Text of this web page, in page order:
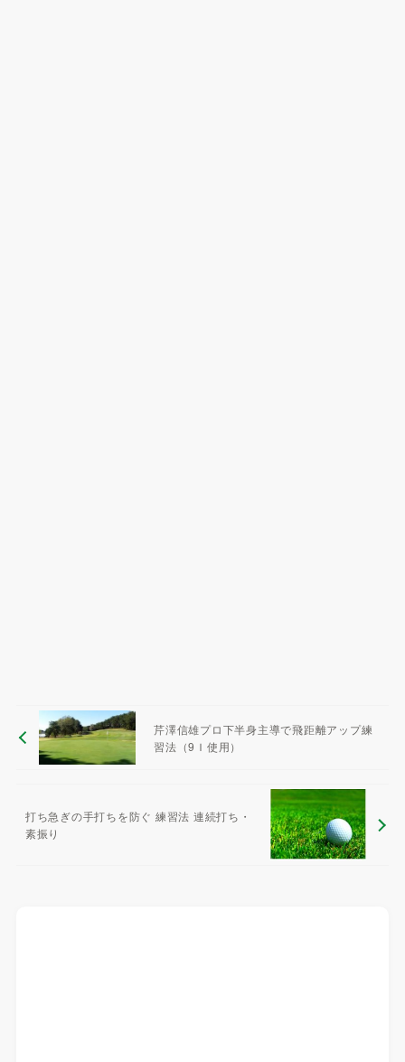
芹澤信雄プロ下半身主導で飛距離アップ練
習法（9Ｉ使用）
打ち急ぎの手打ちを防ぐ 練習法 連続打ち・
素振り